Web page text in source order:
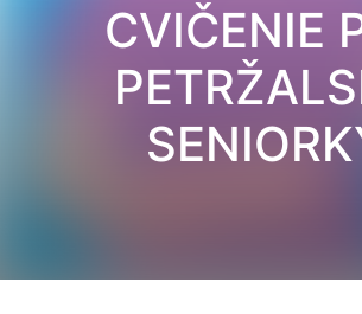
CVIČENIE